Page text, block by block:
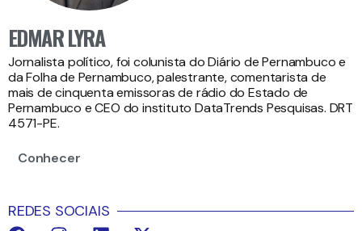
EDMAR LYRA
Jornalista político, foi colunista do Diário de Pernambuco e
da Folha de Pernambuco, palestrante, comentarista de
mais de cinquenta emissoras de rádio do Estado de
Pernambuco e CEO do instituto DataTrends Pesquisas. DRT
4571-PE.
Conhecer
REDES SOCIAIS